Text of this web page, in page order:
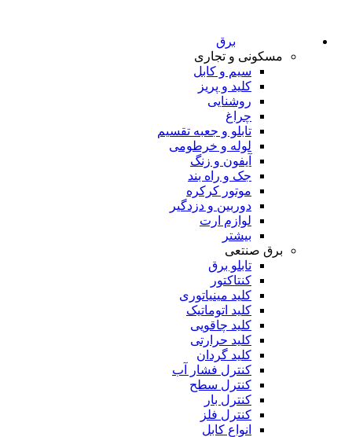
برق
مسکونی و تجاری
سیم و کابل
کلید و پریز
روشنایی
چراغ
تابلو و جعبه تقسیم
لوله و خرطومی
آیفون و زنگ
جک و راه بند
موتور کرکره
دوربین و دزدگیر
لوازم ارت
بیشتر
برق صنتعی
تابلو برق
کنتاکتور
کلید مینیاتوری
کلید اتوماتیک
کلید چاقویی
کلید حرارتی
کلید گردان
کنترل فشار آب
کنترل سطح
کنترل بار
کنترل فلز
انواع کابل